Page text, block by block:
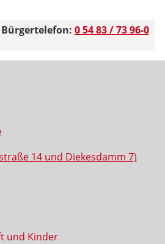
0 54 83 / 73 96-0
14 und Diekesdamm 7)
und Kinder